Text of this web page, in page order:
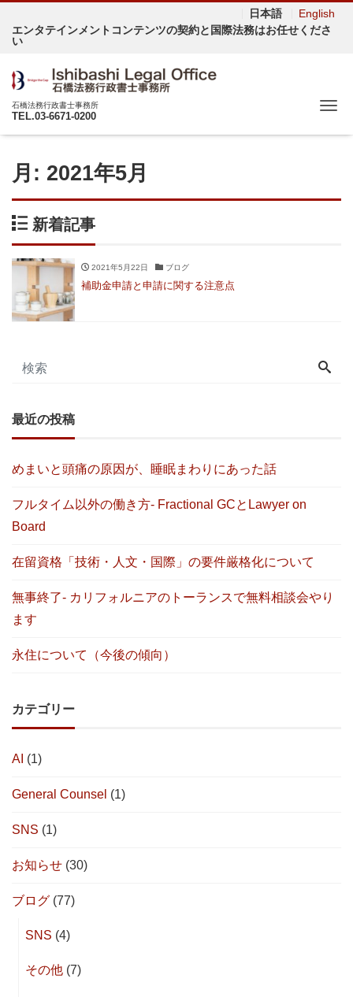
日本語
English
エンタテインメントコンテンツの契約と国際法務はお任せくださ
い
石橋法務行政書士事務所
TEL.03-6671-0200
月: 2021年5月
新着記事
2021年5月22日 ブログ
補助金申請と申請に関する注意点
最近の投稿
めまいと頭痛の原因が、睡眠まわりにあった話
フルタイム以外の働き方- Fractional GCとLawyer on
Board
在留資格「技術・人文・国際」の要件厳格化について
無事終了- カリフォルニアのトーランスで無料相談会やり
ます
永住について（今後の傾向）
カテゴリー
AI (1)
General Counsel (1)
SNS (1)
お知らせ (30)
ブログ (77)
SNS (4)
その他 (7)